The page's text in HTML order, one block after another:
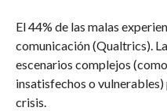
El 44% de las malas
comunicación (Qualtrics).
escenarios complejos
insatisfechos o
crisis.